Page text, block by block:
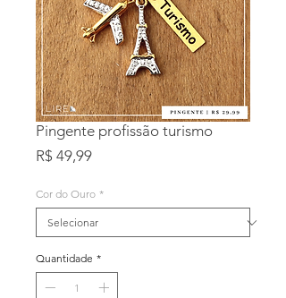
Pingente profissão turismo
R$ 49,99Preço
Cor do Ouro *
Quantidade *